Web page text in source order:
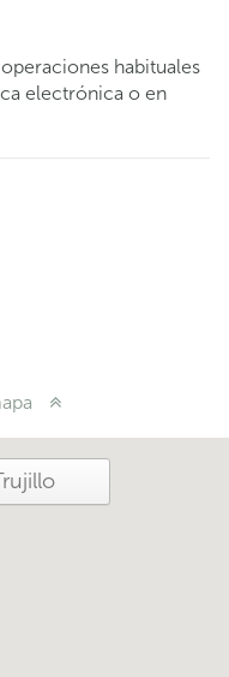
habituales
electrónica o en